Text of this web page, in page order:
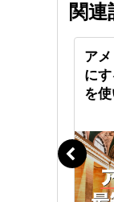
関連
ア
に
を